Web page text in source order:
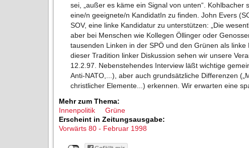
sei, „außer es käme ein Signal von unten“. Kohlbacher
eine/n geeignete/n KandidatIn zu finden. John Evers
SOV, eine linke Kandidatur zu unterstützen: „Die
aber bei Menschen wie Kollegen Öllinger oder
tausenden Linken in der SPÖ und den Grünen als linke
dieser Tradition linker Diskussion sehen wir unsere
12.2.97. Nebenstehendes Interview läßt wichtige
Anti-NATO,...), aber auch grundsätzliche Differenzen
christlicher Elemente...) erkennen. Wir erwarten eine
Mehr zum Thema:
Innenpolitik
Grüne
Erscheint in Zeitungsausgabe:
Vorwärts 80 - Februar 1998